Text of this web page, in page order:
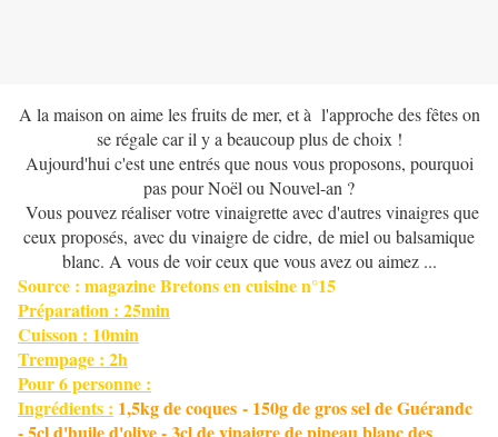
A la maison on aime les fruits de mer, et à l'approche des fêtes on
se régale car il y a beaucoup plus de choix !
Aujourd'hui c'est une entrés que nous vous proposons, pourquoi
pas pour Noël ou Nouvel-an ?
Vous pouvez réaliser votre vinaigrette avec d'autres vinaigres que
ceux proposés, avec du vinaigre de cidre, de miel ou balsamique
blanc. A vous de voir ceux que vous avez ou aimez ...
Source : magazine Bretons en cuisine n°15
Préparation : 25min
Cuisson : 10min
Trempage : 2h
Pour 6 personne :
Ingrédients : 1,5kg de coques - 150g de gros sel de Guérandc